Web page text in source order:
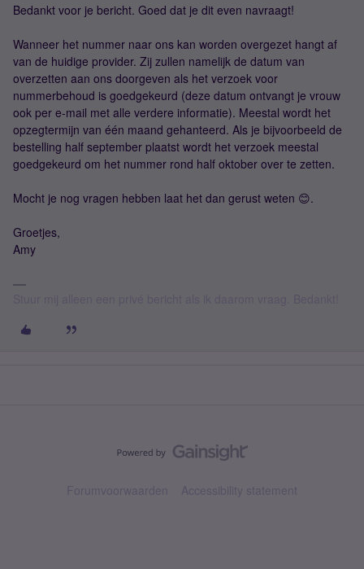
Bedankt voor je bericht. Goed dat je dit even navraagt!
Wanneer het nummer naar ons kan worden overgezet hangt af
van de huidige provider. Zij zullen namelijk de datum van
overzetten aan ons doorgeven als het verzoek voor
nummerbehoud is goedgekeurd (deze datum ontvangt je vrouw
ook per e-mail met alle verdere informatie). Meestal wordt het
opzegtermijn van één maand gehanteerd. Als je bijvoorbeeld de
bestelling half september plaatst wordt het verzoek meestal
goedgekeurd om het nummer rond half oktober over te zetten.
Mocht je nog vragen hebben laat het dan gerust weten 😊.
Groetjes,
Amy
Forumvoorwaarden Accessibility statement